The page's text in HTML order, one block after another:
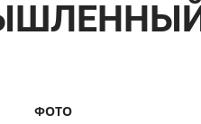
ФОТО